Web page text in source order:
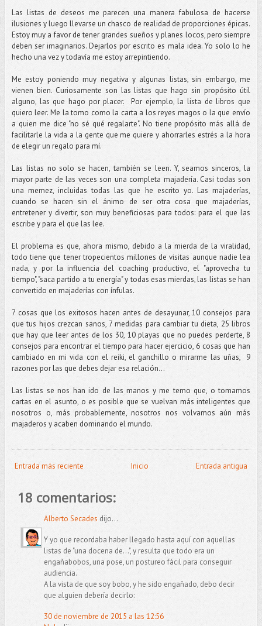
Las listas de deseos me parecen una manera fabulosa de hacerse
ilusiones y luego llevarse un chasco de realidad de proporciones épicas.
Estoy muy a favor de tener grandes sueños y planes locos, pero siempre
deben ser imaginarios. Dejarlos por escrito es mala idea. Yo solo lo he
hecho una vez y todavía me estoy arrepintiendo.
Me estoy poniendo muy negativa y algunas listas, sin embargo, me
vienen bien. Curiosamente son las listas que hago sin propósito útil
alguno, las que hago por placer. Por ejemplo, la lista de libros que
quiero leer. Me la tomo como la carta a los reyes magos o la que envío
a quien me dice "no sé qué regalarte". No tiene propósito más allá de
facilitarle la vida a la gente que me quiere y ahorrarles estrés a la hora
de elegir un regalo para mí.
Las listas no solo se hacen, también se leen. Y, seamos sinceros, la
mayor parte de las veces son una completa majadería. Casi todas son
una memez, incluidas todas las que he escrito yo. Las majaderías,
cuando se hacen sin el ánimo de ser otra cosa que majaderías,
entretener y divertir, son muy beneficiosas para todos: para el que las
escribe y para el que las lee.
El problema es que, ahora mismo, debido a la mierda de la viralidad,
todo tiene que tener tropecientos millones de visitas aunque nadie lea
nada, y por la influencia del coaching productivo, el "aprovecha tu
tiempo", "saca partido a tu energía" y todas esas mierdas, las listas se han
convertido en majaderías con ínfulas.
7 cosas que los exitosos hacen antes de desayunar, 10 consejos para
que tus hijos crezcan sanos, 7 medidas para cambiar tu dieta, 25 libros
que hay que leer antes de los 30, 10 playas que no puedes perderte, 8
consejos para encontrar el tiempo para hacer ejercicio, 6 cosas que han
cambiado en mi vida con el reiki, el ganchillo o mirarme las uñas, 9
razones por las que debes dejar esa relación...
Las listas se nos han ido de las manos y me temo que, o tomamos
cartas en el asunto, o es posible que se vuelvan más inteligentes que
nosotros o, más probablemente, nosotros nos volvamos aún más
majaderos y acaben dominando el mundo.
Entrada más reciente Entrada antigua
Inicio
18 comentarios:
Alberto Secades dijo...
Y yo que recordaba haber llegado hasta aquí con aquellas
listas de "una docena de...", y resulta que todo era un
engañabobos, una pose, un postureo fácil para conseguir
audiencia.
A la vista de que soy bobo, y he sido engañado, debo decir
que alguien debería decirlo:
30 de noviembre de 2015 a las 12:56